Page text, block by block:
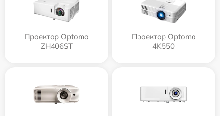
Проектор Optoma
ZH406ST
Проектор Optoma
4K550